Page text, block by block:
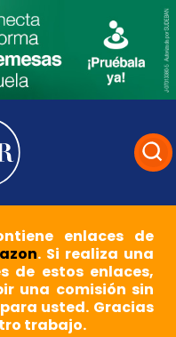
enlaces de
. Si realiza una
de estos enlaces,
una comisión sin
usted. Gracias
trabajo.